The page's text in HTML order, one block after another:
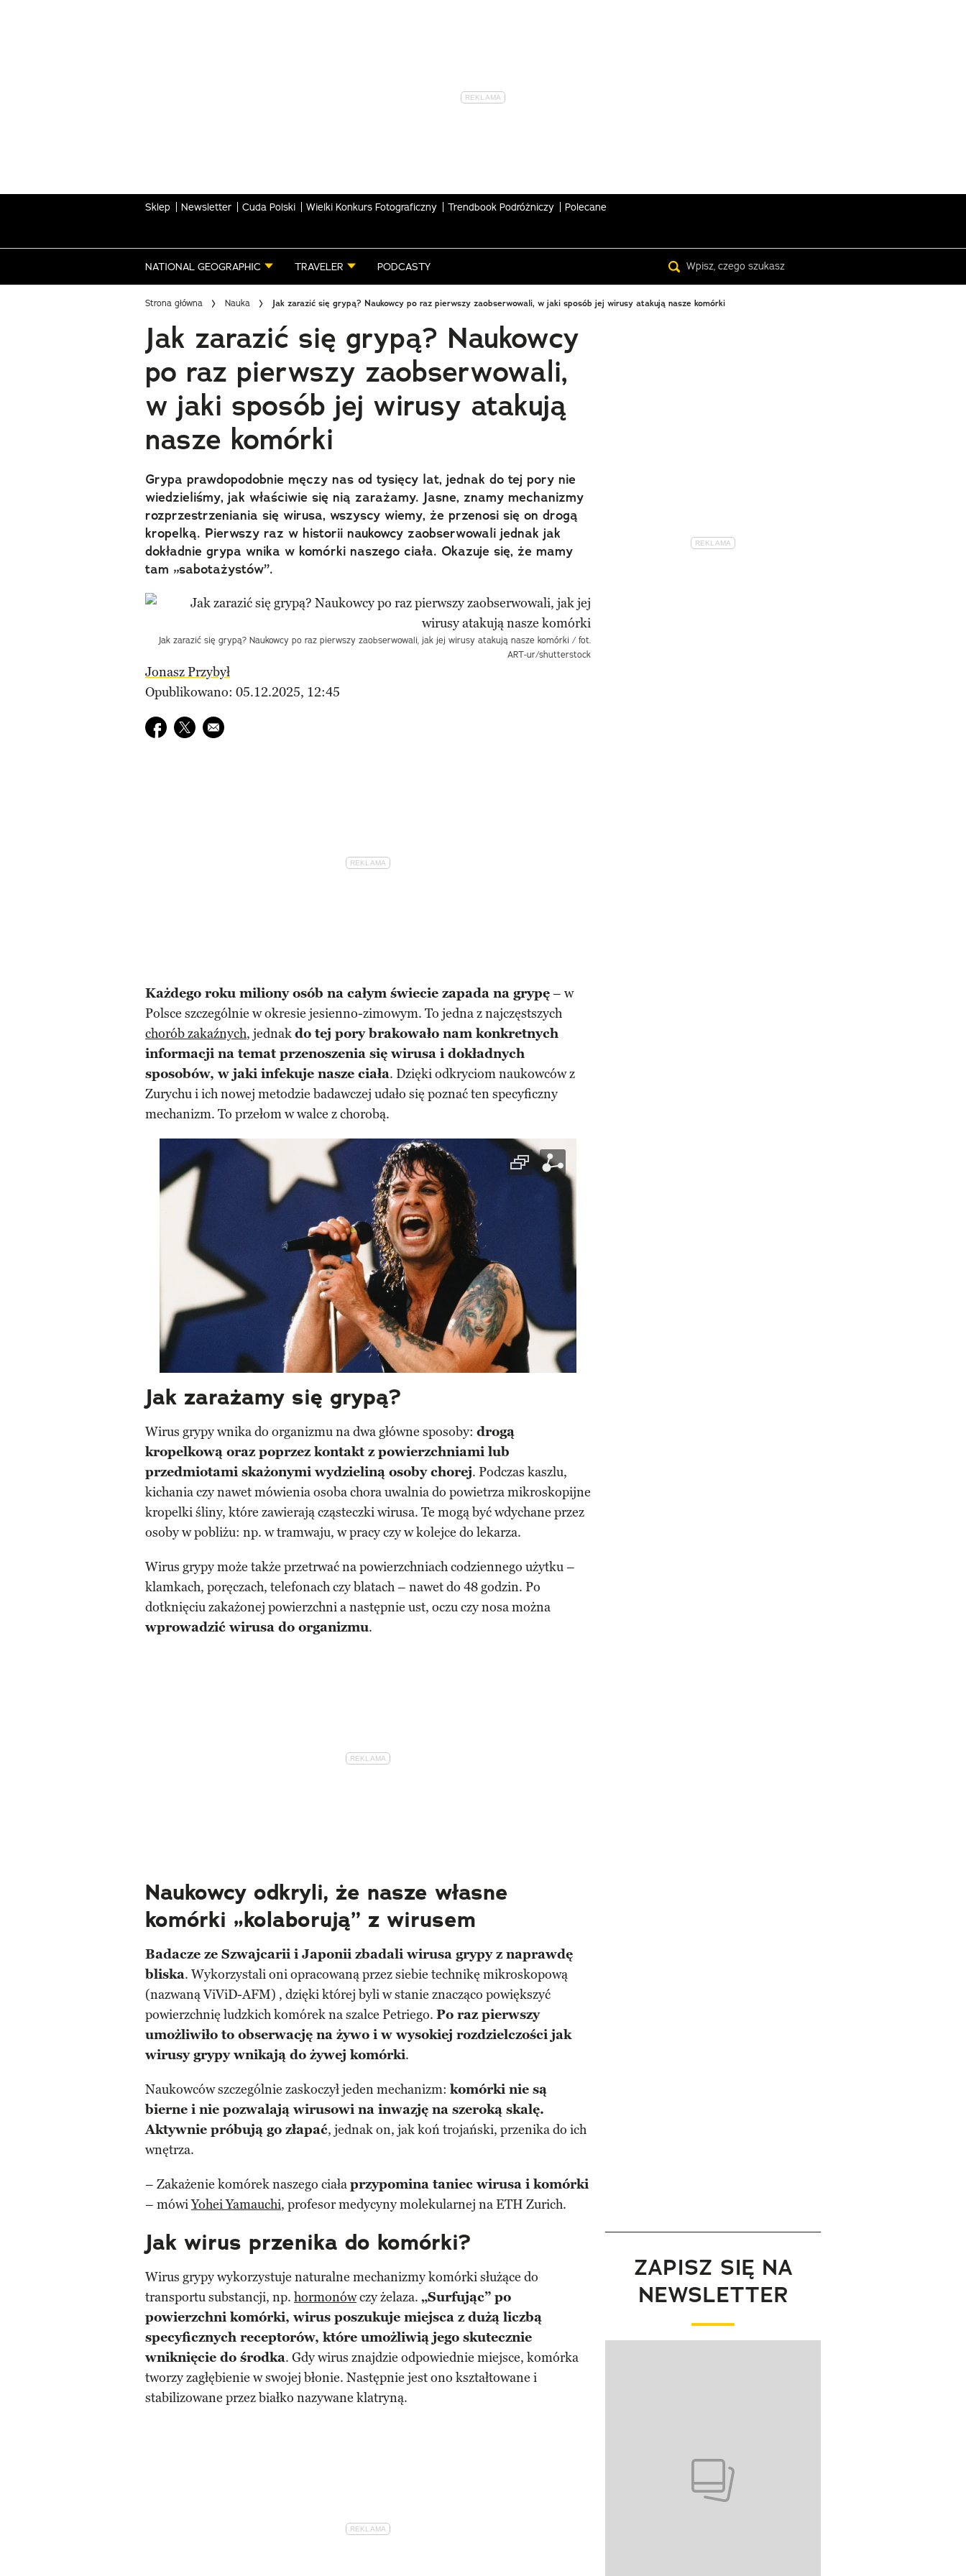
Sklep Newsletter Cuda Polski Wielki Konkurs Fotograficzny Trendbook Podróżniczy Polecane
NATIONAL GEOGRAPHIC TRAVELER PODCASTY
Strona główna Nauka Jak zarazić się grypą? Naukowcy po raz pierwszy zaobserwowali, w jaki sposób jej wirusy atakują nasze komórki
Jak zarazić się grypą? Naukowcy
po raz pierwszy zaobserwowali,
w jaki sposób jej wirusy atakują
nasze komórki
Grypa prawdopodobnie męczy nas od tysięcy lat, jednak do tej pory nie
wiedzieliśmy, jak właściwie się nią zarażamy. Jasne, znamy mechanizmy
rozprzestrzeniania się wirusa, wszyscy wiemy, że przenosi się on drogą
kropelką. Pierwszy raz w historii naukowcy zaobserwowali jednak jak
dokładnie grypa wnika w komórki naszego ciała. Okazuje się, że mamy
tam „sabotażystów”.
Jak zarazić się grypą? Naukowcy po raz pierwszy zaobserwowali, jak jej wirusy atakują nasze komórki / fot.
ART-ur/shutterstock
Jonasz Przybył
Opublikowano: 05.12.2025, 12:45
Udostępnij na facebook
Udostępnij na twitter
E-mail do przyjaciela
Każdego roku miliony osób na całym świecie zapada na grypę– w
Polsce szczególnie w okresie jesienno-zimowym. To jedna z najczęstszych
chorób zakaźnych, jednakdo tej pory brakowało nam konkretnych
informacji na temat przenoszenia się wirusa i dokładnych
sposobów, w jaki infekuje nasze ciała. Dzięki odkryciom naukowców z
Zurychu i ich nowej metodzie badawczej udało się poznać ten specyficzny
mechanizm. To przełom w walce z chorobą.
Jak zarażamy się grypą?
Wirus grypy wnika do organizmu na dwa główne sposoby: drogą
kropelkową oraz poprzez kontakt z powierzchniami lub
przedmiotami skażonymi wydzieliną osoby chorej. Podczas kaszlu,
kichania czy nawet mówienia osoba chora uwalnia do powietrza mikroskopijne
kropelki śliny, które zawierają cząsteczki wirusa. Te mogą być wdychane przez
osoby w pobliżu: np. w tramwaju, w pracy czy w kolejce do lekarza.
Wirus grypy może także przetrwać na powierzchniach codziennego użytku –
klamkach, poręczach, telefonach czy blatach – nawet do 48 godzin. Po
dotknięciu zakażonej powierzchni a następnie ust, oczu czy nosa można
wprowadzić wirusa do organizmu.
Naukowcy odkryli, że nasze własne
komórki „kolaborują” z wirusem
Badacze ze Szwajcarii i Japonii zbadali wirusa grypy z naprawdę
bliska. Wykorzystali oni opracowaną przez siebie technikę mikroskopową
(nazwaną ViViD-AFM) , dzięki której byli w stanie znacząco powiększyć
powierzchnię ludzkich komórek na szalce Petriego. Po raz pierwszy
umożliwiło to obserwację na żywo i w wysokiej rozdzielczości jak
wirusy grypy wnikają do żywej komórki.
Naukowców szczególnie zaskoczył jeden mechanizm: komórki nie są
bierne i nie pozwalają wirusowi na inwazję na szeroką skalę.
Aktywnie próbują go złapać, jednak on, jak koń trojański, przenika do ich
wnętrza.
– Zakażenie komórek naszego ciałaprzypomina taniec wirusa i komórki
– mówiYohei Yamauchi, profesor medycyny molekularnej na ETH Zurich.
Jak wirus przenika do komórki?
Wirus grypy wykorzystuje naturalne mechanizmy komórki służące do
transportu substancji, np. hormonówczy żelaza. „Surfując” po
powierzchni komórki, wirus poszukuje miejsca z dużą liczbą
specyficznych receptorów, które umożliwią jego skutecznie
wniknięcie do środka. Gdy wirus znajdzie odpowiednie miejsce, komórka
tworzy zagłębienie w swojej błonie. Następnie jest ono kształtowane i
stabilizowane przez białko nazywane klatryną.
ZAPISZ SIĘ NA
NEWSLETTER